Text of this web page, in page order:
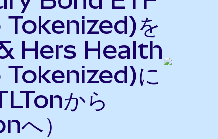
を
Hers Health
に
から
へ）